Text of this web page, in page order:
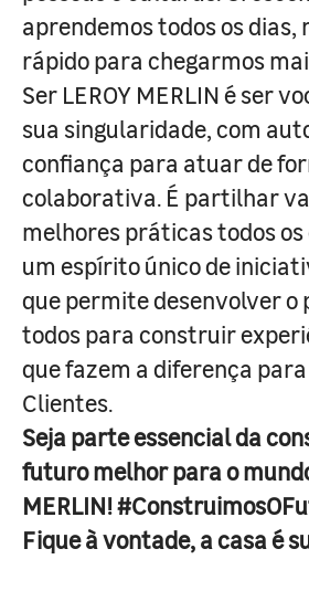
aprendemos todos os dias,
rápido para chegarmos
Ser LEROY MERLIN é ser
sua singularidade, com
confiança para atuar de
colaborativa. É partilhar
melhores práticas todos
um espírito único de
que permite desenvolver o
todos para construir
que fazem a diferença
Clientes.
Seja parte essencial da
futuro melhor para o
MERLIN!
Fique à vontade, a casa é